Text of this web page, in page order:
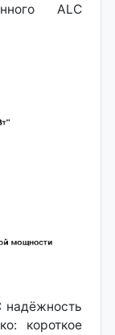
ALC
надёжность
короткое